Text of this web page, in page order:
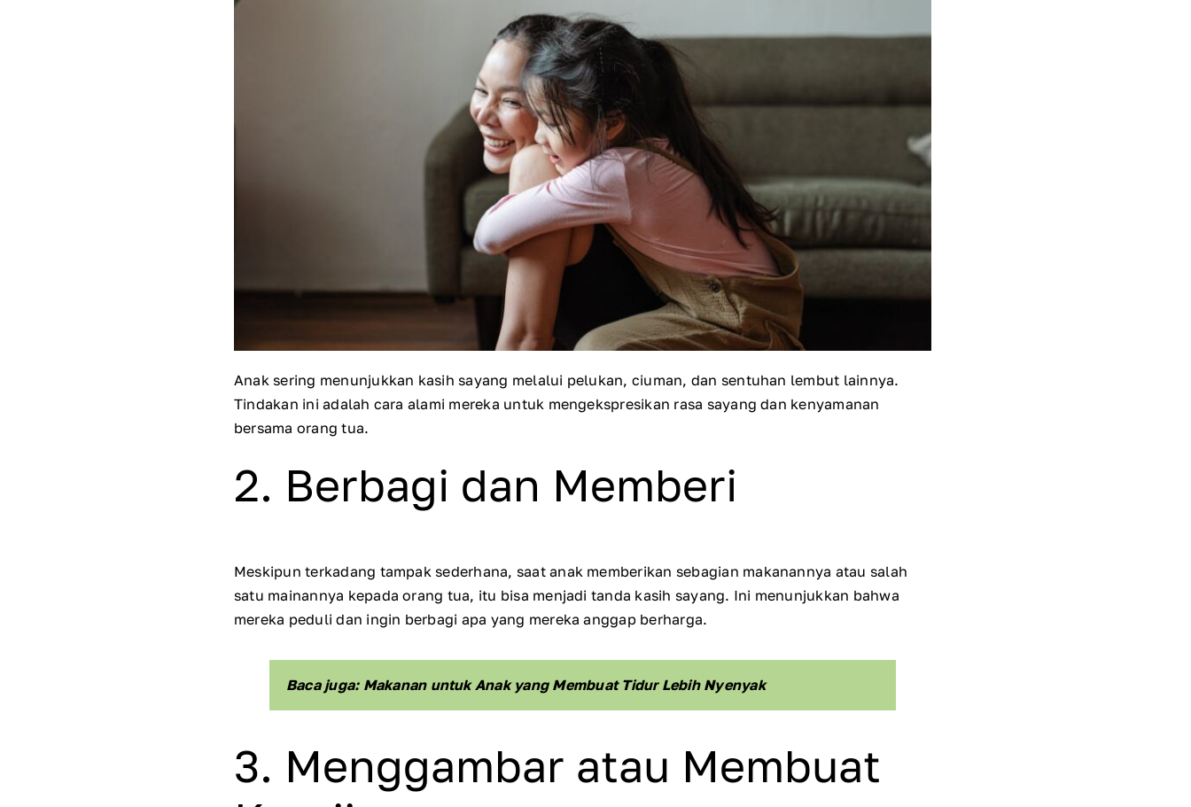
Anak sering menunjukkan kasih sayang melalui pelukan, ciuman, dan sentuhan lembut lainnya.
Tindakan ini adalah cara alami mereka untuk mengekspresikan rasa sayang dan kenyamanan
bersama orang tua.
2. Berbagi dan Memberi
Meskipun terkadang tampak sederhana, saat anak memberikan sebagian makanannya atau salah
satu mainannya kepada orang tua, itu bisa menjadi tanda kasih sayang. Ini menunjukkan bahwa
mereka peduli dan ingin berbagi apa yang mereka anggap berharga.
Baca juga: Makanan untuk Anak yang Membuat Tidur Lebih Nyenyak
3. Menggambar atau Membuat